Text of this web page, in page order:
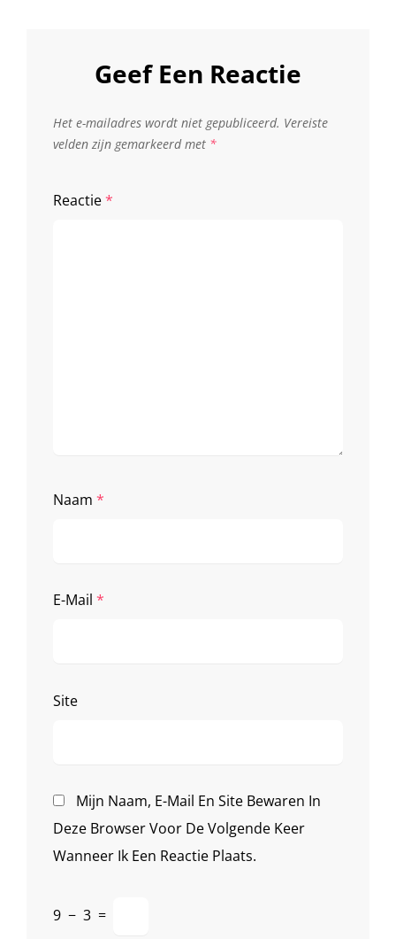
Geef Een Reactie
Het e-mailadres wordt niet gepubliceerd. Vereiste
velden zijn gemarkeerd met *
Reactie*
Naam *
E-Mail *
Site
Mijn Naam, E-Mail En Site Bewaren In
Deze Browser Voor De Volgende Keer
Wanneer Ik Een Reactie Plaats.
9 − 3 =